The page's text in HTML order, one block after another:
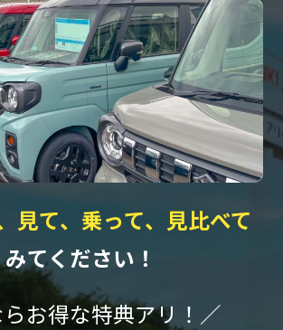
見て、乗って、見比べて
みてください！
お得な特典アリ！／